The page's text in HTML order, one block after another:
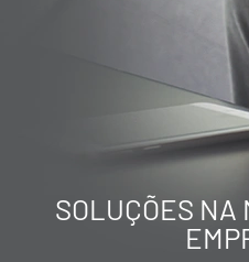
SOLUÇÕES NA